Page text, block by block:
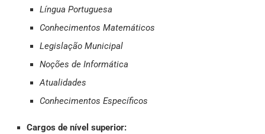
Língua Portuguesa
Conhecimentos Matemáticos
Legislação Municipal
Noções de Informática
Atualidades
Conhecimentos Específicos
Cargos de nível superior: